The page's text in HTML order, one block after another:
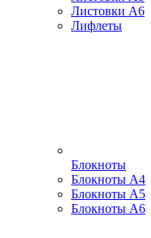
Листовки А6
Лифлеты
Блокноты
Блокноты А4
Блокноты А5
Блокноты А6